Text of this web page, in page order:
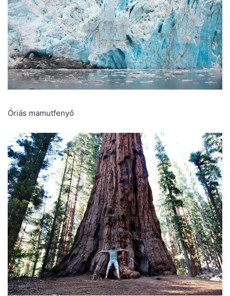
Óriás mamutfenyő